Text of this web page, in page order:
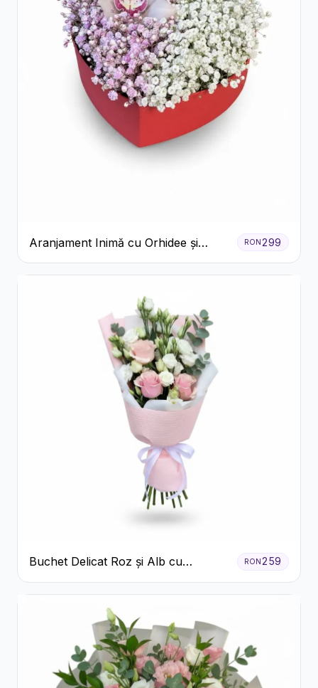
Aranjament Inimă cu Orhidee și
Floarea Miresei
RON 299
Buchet Delicat Roz și Alb cu
Trandafiri și Lisianthus
RON259